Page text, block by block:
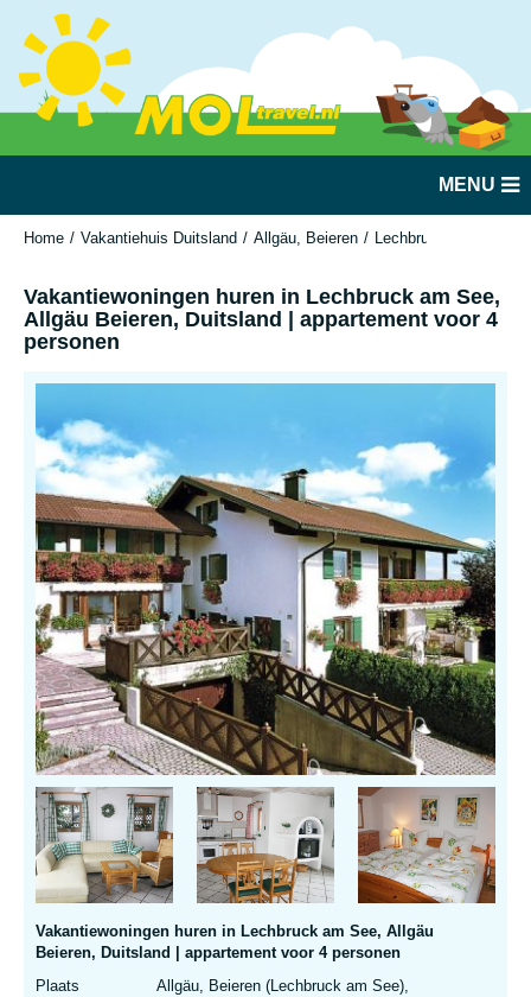
MENU
Home Vakantiehuis Duitsland Allgäu, Beieren Lechbruck am See
Vakantiewoningen huren in Lechbruck am See,
Allgäu Beieren, Duitsland | appartement voor 4
personen
Vakantiewoningen huren in Lechbruck am See, Allgäu
Beieren, Duitsland | appartement voor 4 personen
Plaats
Allgäu, Beieren (Lechbruck am See),